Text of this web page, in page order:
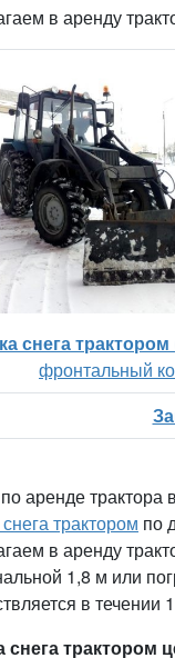
в аренду
снега трактором
фронтальный
аренде трактора
трактором по
в аренду
1,8 м или
в течении
снега трактором